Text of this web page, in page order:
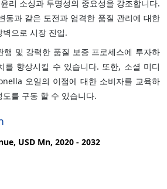
리 소싱과 투명성의 중요성을 강조합니다.
동과 같은 도전과 엄격한 품질 관리에 대한
으로 시장 진입.
행 및 강력한 품질 보증 프로세스에 투자하
를 향상시킬 수 있습니다. 또한, 소셜 미디
오일의 이점에 대한 소비자를 교육하
를 구동 할 수 있습니다.
USD Mn, 2020 - 2032